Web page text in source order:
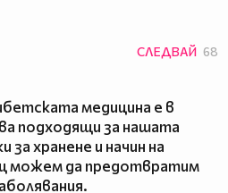
СЛЕДВАЙ 68
медицина е в
подходящи за нашата
за хранене и начин на
можем да предотвратим